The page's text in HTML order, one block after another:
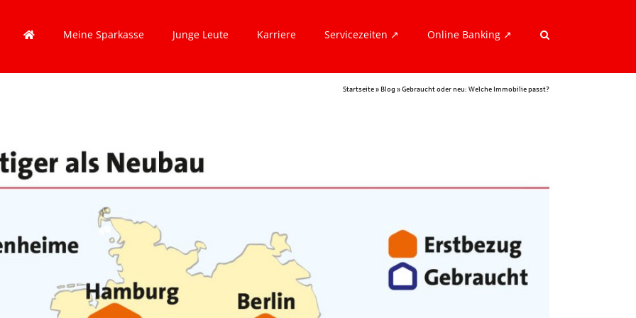
Meine Sparkasse Junge Leute Karriere Servicezeiten ↗︎ Online Banking ↗︎
Startseite» Blog »Gebraucht oder neu: Welche Immobilie passt?